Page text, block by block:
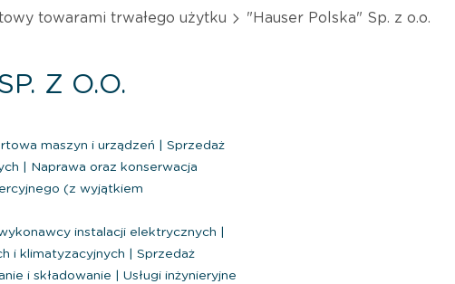
towarami trwałego użytku "Hauser Polska" Sp. z o.o.
Z O.O.
maszyn i urządzeń
Sprzedaż
Naprawa oraz konserwacja
(z wyjątkiem
instalacji elektrycznych
i klimatyzacyjnych
Sprzedaż
i składowanie
Usługi inżynieryjne